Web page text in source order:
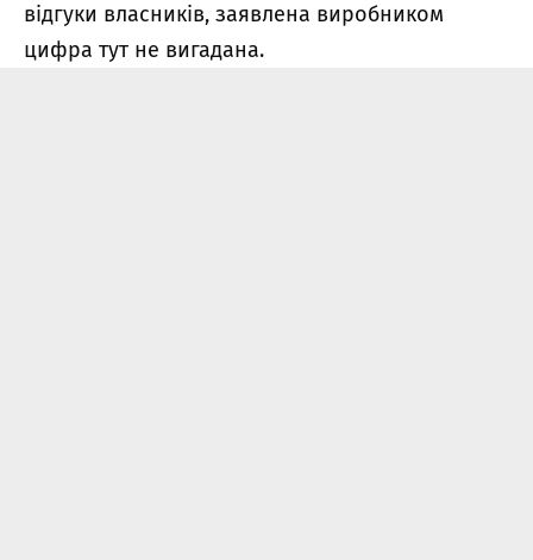
відгуки власників, заявлена ​​виробником
цифра тут не вигадана.